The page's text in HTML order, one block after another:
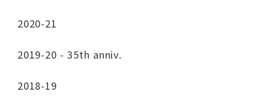
2020-21
2019-20 - 35th anniv.
2018-19